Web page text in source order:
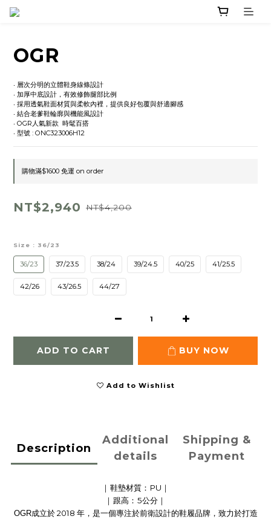
OGR
‧ 層次分明的立體鞋身線條設計
‧ 加厚中底設計，有效修飾腿部比例
‧ 採用透氣鞋面材質與柔軟內裡，提供良好包覆與舒適腳感
‧ 結合老爹鞋輪廓與機能風設計
‧ OGR人氣新款  時髦百搭
‧ 型號 : ONC323006H12
購物滿$1600 免運 on order
NT$2,940 NT$4,200
Size : 36/23
36/23 37/23.5 38/24 39/24.5 40/25 41/25.5
42/26 43/26.5 44/27
ADD TO CART BUY NOW
Add to Wishlist
Description
Additional
details
Shipping &
Payment
｜ 鞋墊材質： PU ｜
｜ 跟高 ： 5公分 ｜
OGR成立於2018 年，是一個專注於前衛設計的鞋履品牌，致力於打造